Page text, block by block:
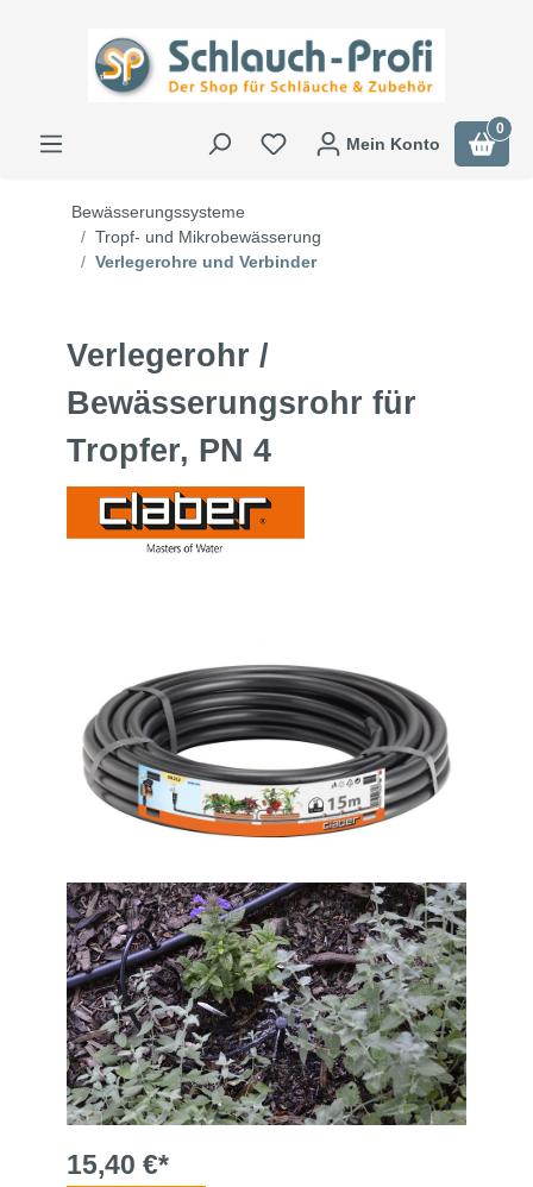
Mein Konto
0
Bewässerungssysteme
Tropf- und Mikrobewässerung
Verlegerohre und Verbinder
Verlegerohr /
Bewässerungsrohr für
Tropfer, PN 4
15,40 €*